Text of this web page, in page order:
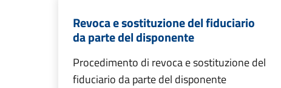
Revoca e sostituzione del fiduciario
da parte del disponente
Procedimento di revoca e sostituzione del
fiduciario da parte del disponente